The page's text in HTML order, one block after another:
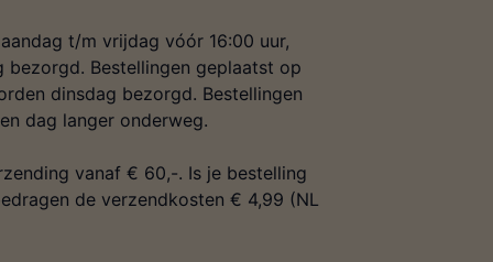
t/m vrijdag vóór 16:00 uur,
Bestellingen geplaatst op
dinsdag bezorgd. Bestellingen
dag langer onderweg.
vanaf € 60,-. Is je bestelling
de verzendkosten € 4,99 (NL